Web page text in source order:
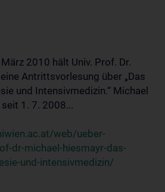
2010 hält Univ. Prof. Dr.
Antrittsvorlesung über „Das
und Intensivmedizin.“ Michael
1. 7. 2008...
web/ueber-
dr-michael-hiesmayr-das-
und-intensivmedizin/